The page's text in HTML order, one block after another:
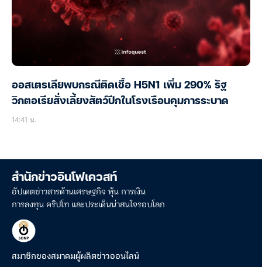
ออสเตรเลียพบกรณีติดเชื้อ H5N1 เพิ่ม 290% รัฐ
วิกตอเรียสั่งเลี้ยงสัตว์ปีกในโรงเรือนคุมการระบาด
14:41 น.
สำนักข่าวอินโฟเควสท์
อัปเดตข่าวสารด้านเศรษฐกิจ หุ้น การเงิน
การลงทุน คริปโท และประเด็นน่าสนใจรอบโลก
สมาชิกของสมาคมผู้ผลิตข่าวออนไลน์